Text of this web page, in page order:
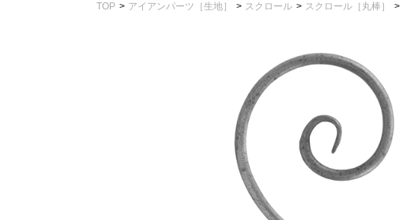
TOP アイアンパーツ［生地］ スクロール スクロール［丸棒］